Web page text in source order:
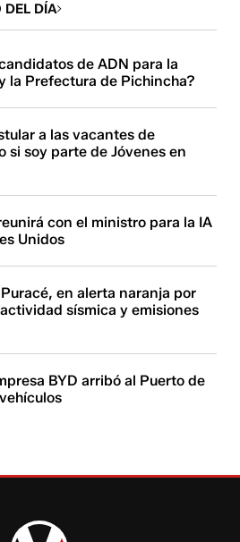
DEL DÍA
de ADN para la
la Prefectura de Pichincha?
a las vacantes de
si soy parte de Jóvenes en
con el ministro para la IA
Unidos
en alerta naranja por
sísmica y emisiones
BYD arribó al Puerto de